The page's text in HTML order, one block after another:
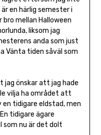
en härlig semester i
mellan Halloween
liksom jag
anda som just
Vänta tiden såväl som
jag önskar att jag hade
vilja ha området att
en tidigare eldstad, men
tidigare ägare
som nu är det dolt